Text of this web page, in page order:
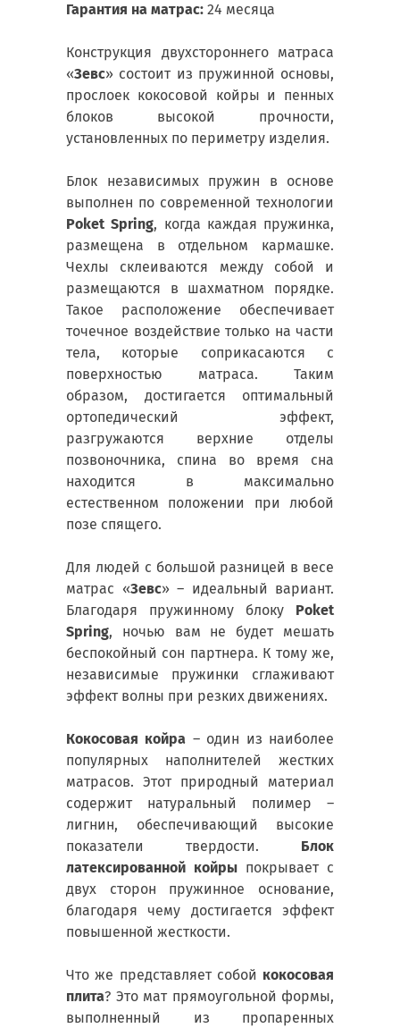
Гарантия на матрас: 24 месяца
Конструкция двухстороннего матраса
«Зевс» состоит из пружинной основы,
прослоек кокосовой койры и пенных
блоков высокой прочности,
установленных по периметру изделия.
Блок независимых пружин в основе
выполнен по современной технологии
Poket Spring, когда каждая пружинка,
размещена в отдельном кармашке.
Чехлы склеиваются между собой и
размещаются в шахматном порядке.
Такое расположение обеспечивает
точечное воздействие только на части
тела, которые соприкасаются с
поверхностью матраса. Таким
образом, достигается оптимальный
ортопедический эффект,
разгружаются верхние отделы
позвоночника, спина во время сна
находится в максимально
естественном положении при любой
позе спящего.
Для людей с большой разницей в весе
матрас «Зевс» – идеальный вариант.
Благодаря пружинному блоку Poket
Spring, ночью вам не будет мешать
беспокойный сон партнера. К тому же,
независимые пружинки сглаживают
эффект волны при резких движениях.
Кокосовая койра – один из наиболее
популярных наполнителей жестких
матрасов. Этот природный материал
содержит натуральный полимер –
лигнин, обеспечивающий высокие
показатели твердости. Блок
латексированной койры покрывает с
двух сторон пружинное основание,
благодаря чему достигается эффект
повышенной жесткости.
Что же представляет собой кокосовая
плита? Это мат прямоугольной формы,
выполненный из пропаренных